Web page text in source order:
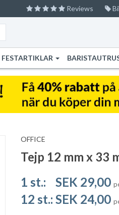
Reviews
FESTARTIKLAR
OFFICE
Tejp 12 mm x 33
1 st.:
SEK 29,00
12 st.: SEK 24,00